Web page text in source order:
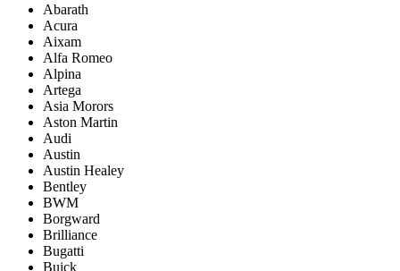
Abarath
Acura
Aixam
Alfa Romeo
Alpina
Artega
Asia Morors
Aston Martin
Audi
Austin
Austin Healey
Bentley
BWM
Borgward
Brilliance
Bugatti
Buick